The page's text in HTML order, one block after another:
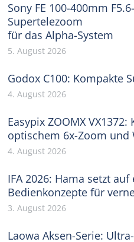
Sony FE 100-400mm
Supertelezoom
für das Alpha-System
5. August 2026
Godox C100: Kompakte
4. August 2026
Easypix ZOOMX
optischem 6x-Zoom und
4. August 2026
IFA 2026: Hama setzt
Bedienkonzepte für
3. August 2026
Laowa Aksen-Serie: